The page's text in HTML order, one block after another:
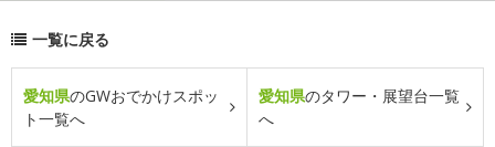
一覧に戻る
愛知県のGWおでかけスポッ
ト一覧へ
愛知県のタワー・展望台一覧
へ